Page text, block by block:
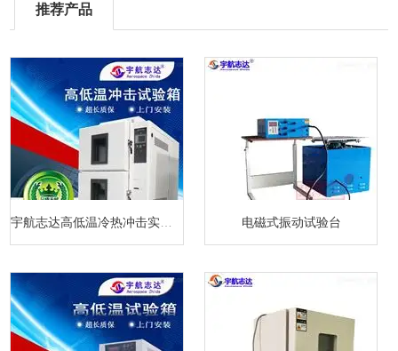
推荐产品
电磁式振动试验台